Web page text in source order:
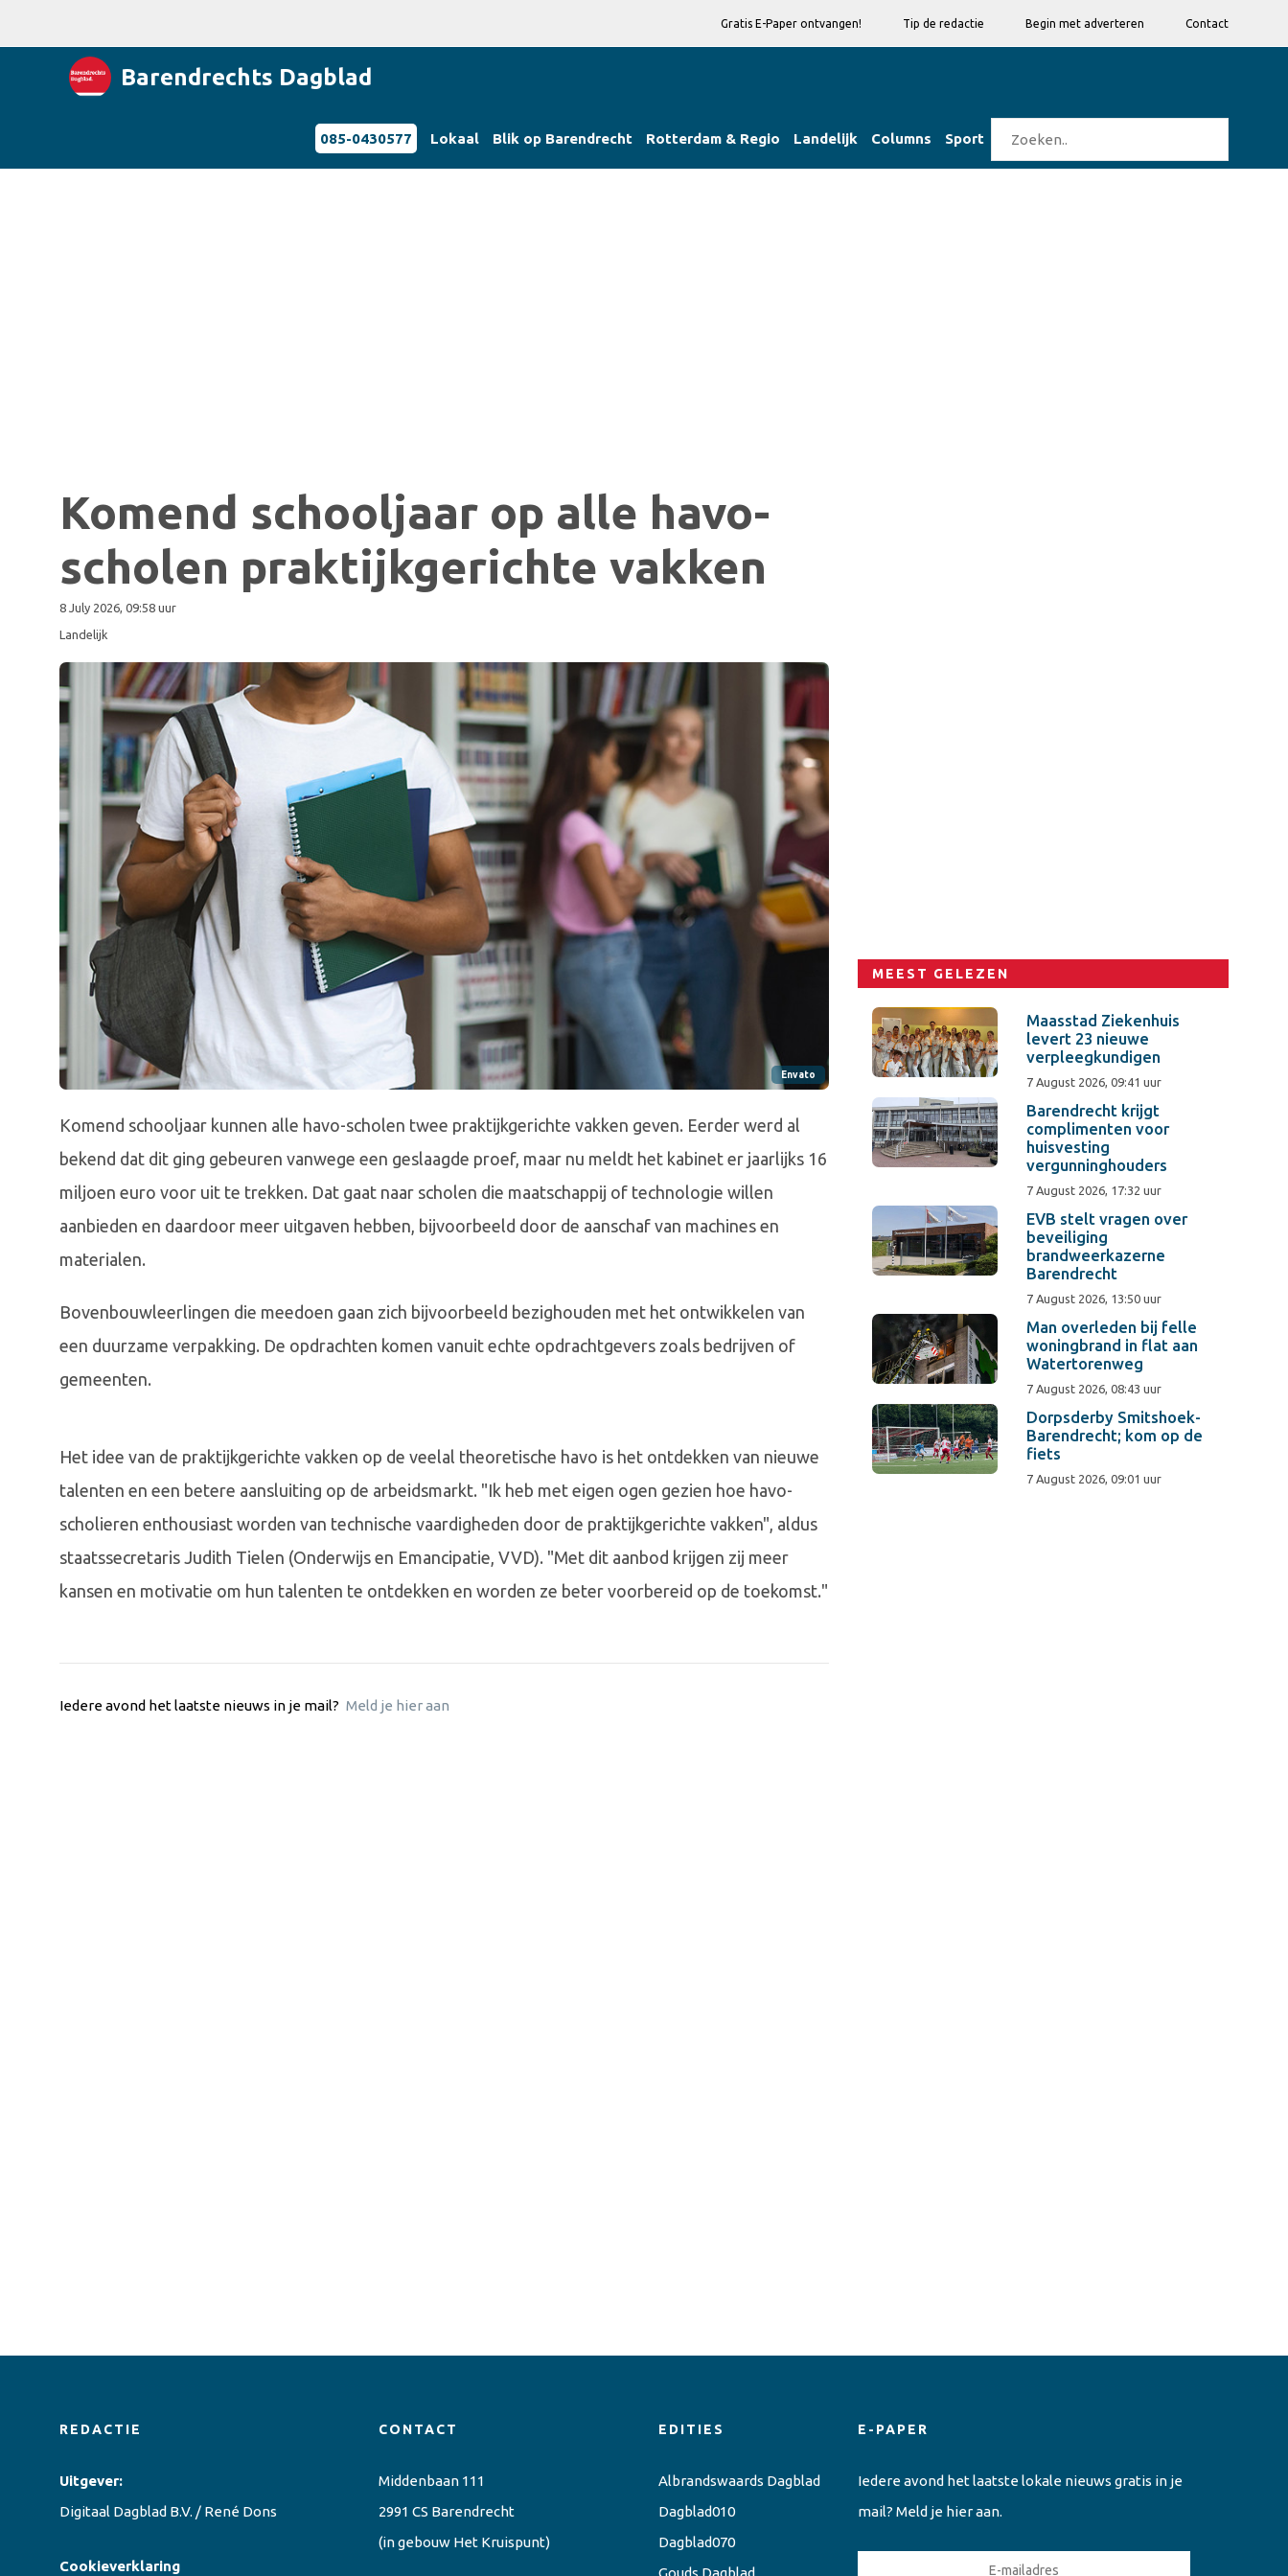
Gratis E-Paper ontvangen! Tip de redactie Begin met adverteren Contact
Barendrechts Dagblad
085-0430577 Lokaal Blik op Barendrecht Rotterdam & Regio Landelijk Columns Sport
Komend schooljaar op alle havo-
scholen praktijkgerichte vakken
8 July 2026, 09:58 uur
Landelijk
Envato
Komend schooljaar kunnen alle havo-scholen twee praktijkgerichte vakken geven. Eerder werd al
bekend dat dit ging gebeuren vanwege een geslaagde proef, maar nu meldt het kabinet er jaarlijks 16
miljoen euro voor uit te trekken. Dat gaat naar scholen die maatschappij of technologie willen
aanbieden en daardoor meer uitgaven hebben, bijvoorbeeld door de aanschaf van machines en
materialen.
Bovenbouwleerlingen die meedoen gaan zich bijvoorbeeld bezighouden met het ontwikkelen van
een duurzame verpakking. De opdrachten komen vanuit echte opdrachtgevers zoals bedrijven of
gemeenten.
Het idee van de praktijkgerichte vakken op de veelal theoretische havo is het ontdekken van nieuwe
talenten en een betere aansluiting op de arbeidsmarkt. "Ik heb met eigen ogen gezien hoe havo-
scholieren enthousiast worden van technische vaardigheden door de praktijkgerichte vakken", aldus
staatssecretaris Judith Tielen (Onderwijs en Emancipatie, VVD). "Met dit aanbod krijgen zij meer
kansen en motivatie om hun talenten te ontdekken en worden ze beter voorbereid op de toekomst."
Iedere avond het laatste nieuws in je mail? Meld je hier aan
MEEST GELEZEN
Maasstad Ziekenhuis
levert 23 nieuwe
verpleegkundigen
7 August 2026, 09:41 uur
Barendrecht krijgt
complimenten voor
huisvesting
vergunninghouders
7 August 2026, 17:32 uur
EVB stelt vragen over
beveiliging
brandweerkazerne
Barendrecht
7 August 2026, 13:50 uur
Man overleden bij felle
woningbrand in flat aan
Watertorenweg
7 August 2026, 08:43 uur
Dorpsderby Smitshoek-
Barendrecht; kom op de
fiets
7 August 2026, 09:01 uur
REDACTIE
Uitgever:
Digitaal Dagblad B.V. / René Dons
Cookieverklaring
CONTACT
Middenbaan 111
2991 CS Barendrecht
(in gebouw Het Kruispunt)
EDITIES
Albrandswaards Dagblad
Dagblad010
Dagblad070
E-PAPER
Iedere avond het laatste lokale nieuws gratis in je
mail? Meld je hier aan.